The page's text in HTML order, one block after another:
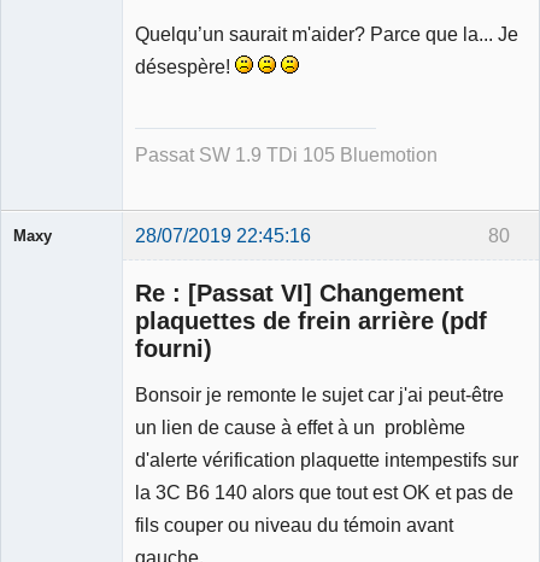
Quelqu’un saurait m'aider? Parce que la... Je
désespère!
Passat SW 1.9 TDi 105 Bluemotion
80
Maxy 28/07/2019 22:45:16
Re : [Passat VI] Changement
plaquettes de frein arrière (pdf
fourni)
Bonsoir je remonte le sujet car j'ai peut-être
un lien de cause à effet à un problème
d'alerte vérification plaquette intempestifs sur
la 3C B6 140 alors que tout est OK et pas de
fils couper ou niveau du témoin avant
gauche.